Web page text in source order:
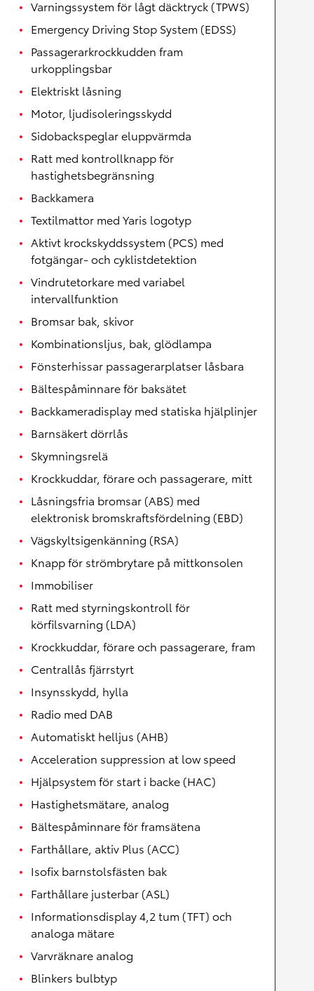
Varningssystem för lågt däcktryck (TPWS)
Emergency Driving Stop System (EDSS)
Passagerarkrockkudden fram
urkopplingsbar
Elektriskt låsning
Motor, ljudisoleringsskydd
Sidobackspeglar eluppvärmda
Ratt med kontrollknapp för
hastighetsbegränsning
Backkamera
Textilmattor med Yaris logotyp
Aktivt krockskyddssystem (PCS) med
fotgängar- och cyklistdetektion
Vindrutetorkare med variabel
intervallfunktion
Bromsar bak, skivor
Kombinationsljus, bak, glödlampa
Fönsterhissar passagerarplatser låsbara
Bältespåminnare för baksätet
Backkameradisplay med statiska hjälplinjer
Barnsäkert dörrlås
Skymningsrelä
Krockkuddar, förare och passagerare, mitt
Låsningsfria bromsar (ABS) med
elektronisk bromskraftsfördelning (EBD)
Vägskyltsigenkänning (RSA)
Knapp för strömbrytare på mittkonsolen
Immobiliser
Ratt med styrningskontroll för
körfilsvarning (LDA)
Krockkuddar, förare och passagerare, fram
Centrallås fjärrstyrt
Insynsskydd, hylla
Radio med DAB
Automatiskt helljus (AHB)
Acceleration suppression at low speed
Hjälpsystem för start i backe (HAC)
Hastighetsmätare, analog
Bältespåminnare för framsätena
Farthållare, aktiv Plus (ACC)
Isofix barnstolsfästen bak
Farthållare justerbar (ASL)
Informationsdisplay 4,2 tum (TFT) och
analoga mätare
Varvräknare analog
Blinkers bulbtyp